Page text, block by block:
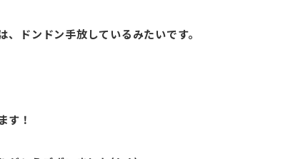
ドンドン手放しているみたいです。
す！